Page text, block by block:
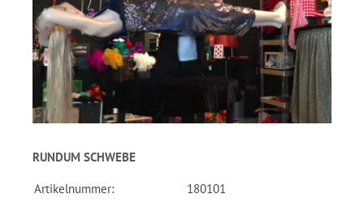
RUNDUM SCHWEBE
Artikelnummer: 180101